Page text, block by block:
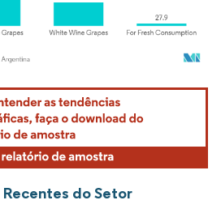
O reuso requer atribuição conforme CC BY 4.0.
do Setor